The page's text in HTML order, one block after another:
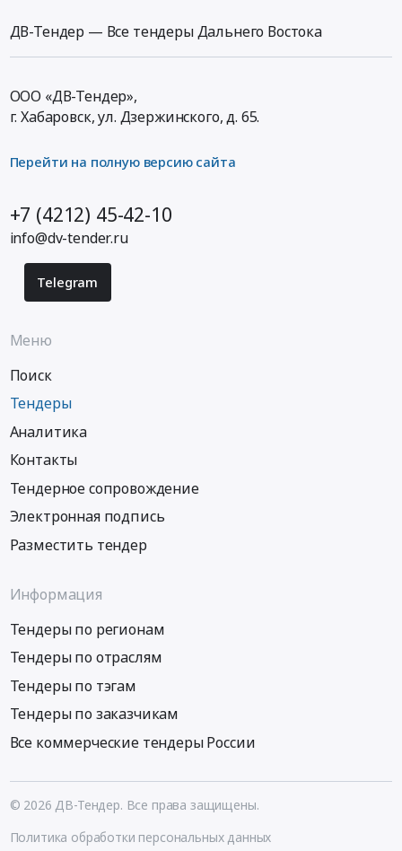
ДВ-Тендер — Все тендеры Дальнего Востока
ООО «ДВ-Тендер»,
г. Хабаровск,ул. Дзержинского, д. 65.
Перейти на полную версию сайта
+7 (4212) 45-42-10
info@dv-tender.ru
Telegram
Меню
Поиск
Тендеры
Аналитика
Контакты
Тендерное сопровождение
Электронная подпись
Разместить тендер
Информация
Тендеры по регионам
Тендеры по отраслям
Тендеры по тэгам
Тендеры по заказчикам
Все коммерческие тендеры России
© 2026 ДВ-Тендер. Все права защищены.
Политика обработки персональных данных